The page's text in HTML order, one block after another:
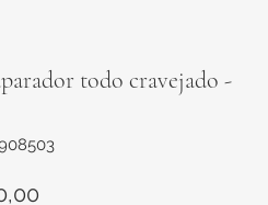
todo cravejado -